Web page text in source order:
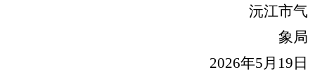
沅江市气
象局
2026年5月 19 日